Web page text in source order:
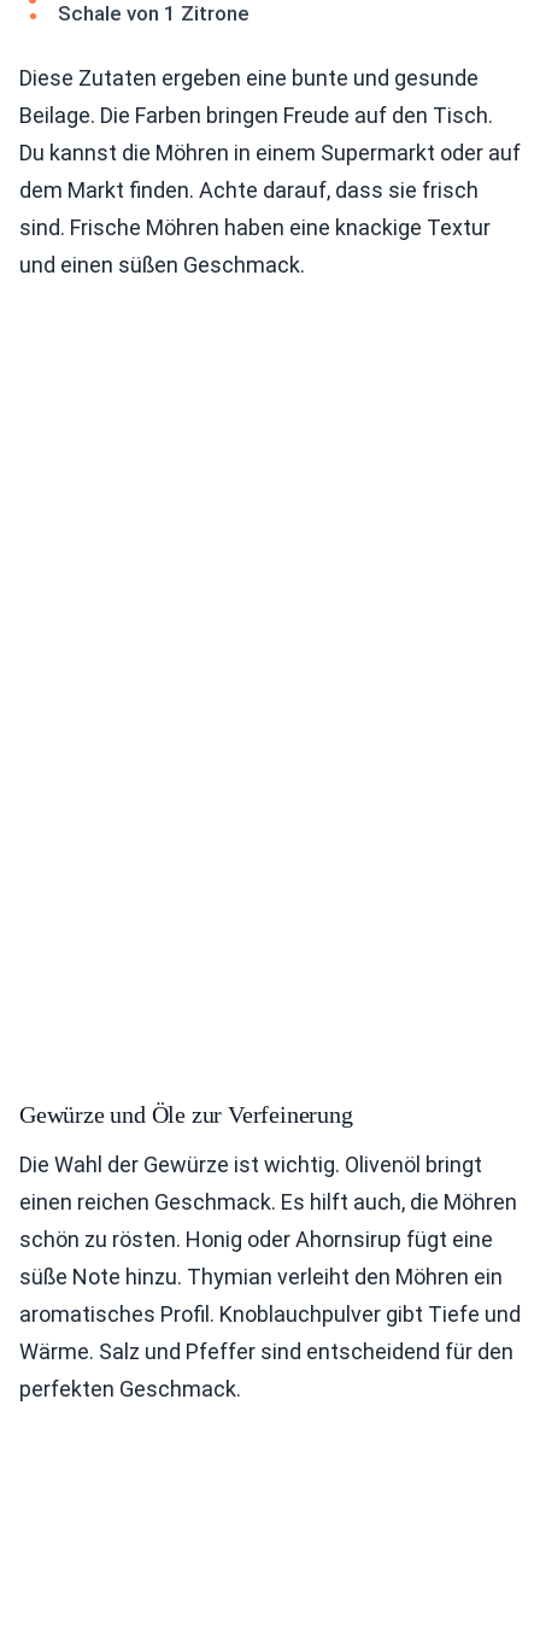
Schale von 1 Zitrone
Diese Zutaten ergeben eine bunte und gesunde
Beilage. Die Farben bringen Freude auf den Tisch.
Du kannst die Möhren in einem Supermarkt oder auf
dem Markt finden. Achte darauf, dass sie frisch
sind. Frische Möhren haben eine knackige Textur
und einen süßen Geschmack.
Gewürze und Öle zur Verfeinerung
Die Wahl der Gewürze ist wichtig. Olivenöl bringt
einen reichen Geschmack. Es hilft auch, die Möhren
schön zu rösten. Honig oder Ahornsirup fügt eine
süße Note hinzu. Thymian verleiht den Möhren ein
aromatisches Profil. Knoblauchpulver gibt Tiefe und
Wärme. Salz und Pfeffer sind entscheidend für den
perfekten Geschmack.